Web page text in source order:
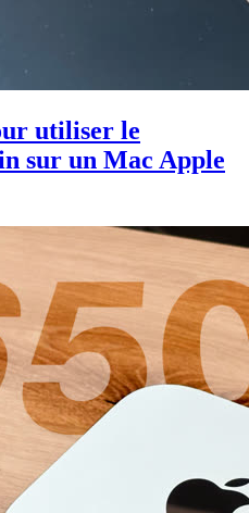
utiliser le
sur un Mac Apple